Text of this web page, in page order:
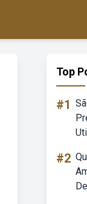
Top
#1
#2